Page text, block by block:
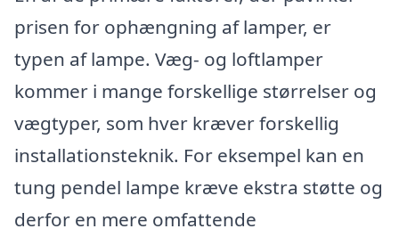
prisen for ophængning af lamper, er
typen af lampe. Væg- og loftlamper
kommer i mange forskellige størrelser og
vægtyper, som hver kræver forskellig
installationsteknik. For eksempel kan en
tung pendel lampe kræve ekstra støtte og
derfor en mere omfattende